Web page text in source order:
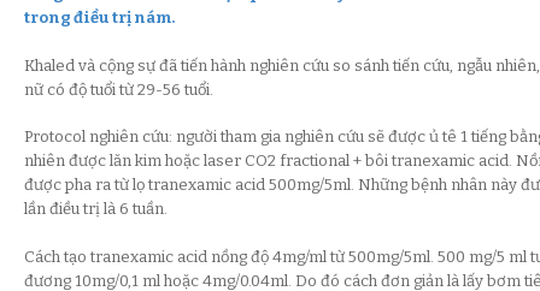
trong điều trị nám.
Khaled và cộng sự đã tiến hành nghiên cứu so sánh tiến cứu, ngẫu
nữ có độ tuổi từ 29-56 tuổi.
Protocol nghiên cứu: người tham gia nghiên cứu sẽ được ủ tê 1 tiếng
nhiên được lăn kim hoặc laser CO2 fractional + bôi tranexamic acid.
được pha ra từ lọ tranexamic acid 500mg/5ml. Những bệnh nhân này
lần điều trị là 6 tuần.
Cách tạo tranexamic acid nồng độ 4mg/ml từ 500mg/5ml. 500 mg/5 ml
đương 10mg/0,1 ml hoặc 4mg/0.04ml. Do đó cách đơn giản là lấy bơm